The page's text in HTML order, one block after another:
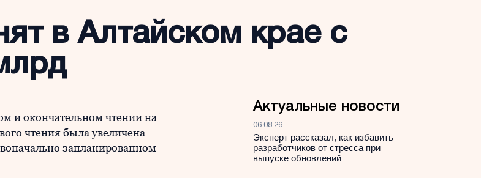
в Алтайском крае с
и окончательном чтении на
чтения была увеличена
запланированном
Актуальные новости
06.08.26
Эксперт рассказал, как избавить
разработчиков от стресса при
выпуске обновлений